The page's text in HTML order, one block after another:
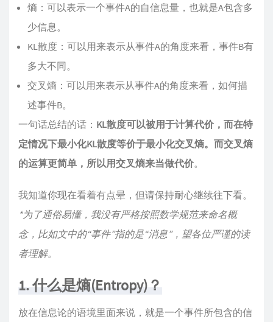
熵：可以表示一个事件A的自信息量，也就是A包含多
少信息。
KL散度：可以用来表示从事件A的角度来看，事件B有
多大不同。
交叉熵：可以用来表示从事件A的角度来看，如何描
述事件B。
一句话总结的话： KL散度可以被用于计算代价，而在特
定情况下最小化KL散度等价于最小化交叉熵。而交叉熵
的运算更简单，所以用交叉熵来当做代价。
我知道你现在看着有点晕，但请保持耐心继续往下看。
*为了通俗易懂，我没有严格按照数学规范来命名概
念，比如文中的“事件”指的是“消息”，望各位严谨的读
者理解。
1. 什么是熵(Entropy)？
放在信息论的语境里面来说，就是一个事件所包含的信